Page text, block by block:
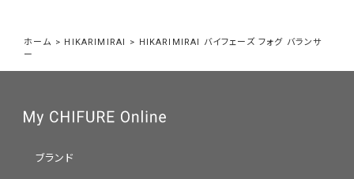
ホーム > HIKARIMIRAI > HIKARIMIRAI バイフェーズ フォグ バランサ
ー
ブランド